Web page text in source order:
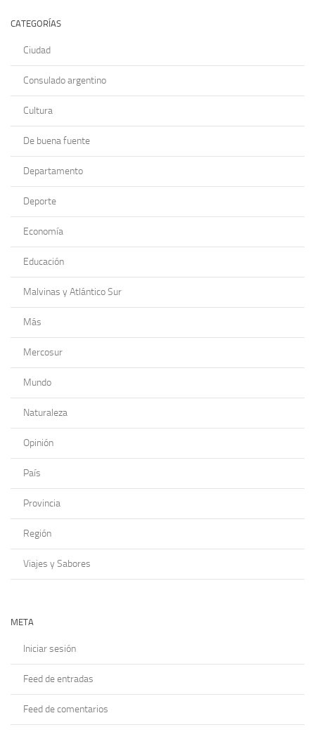
CATEGORÍAS
Ciudad
Consulado argentino
Cultura
De buena fuente
Departamento
Deporte
Economía
Educación
Malvinas y Atlántico Sur
Más
Mercosur
Mundo
Naturaleza
Opinión
País
Provincia
Región
Viajes y Sabores
META
Iniciar sesión
Feed de entradas
Feed de comentarios